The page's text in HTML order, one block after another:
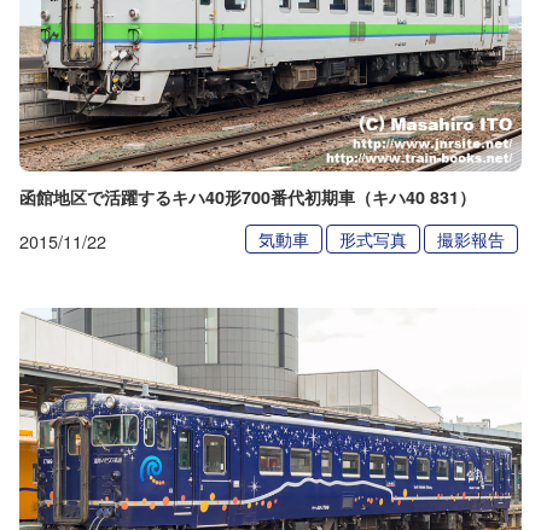
函館地区で活躍するキハ40形700番代初期車（キハ40 831）
2015/11/22 気動車 形式写真 撮影報告